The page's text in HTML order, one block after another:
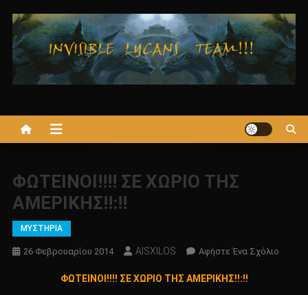
στο
περιεχόμενο
ΦΩΤΕΙΝΟΙ!!!! ΣΕ ΧΩΡΙΟ ΤΗΣ
ΑΜΕΡΙΚΗΣ!!:!!
ΜΥΣΤΗΡΙΑ
26 Φεβρουαρίου 2014 AISXILOS Αφήστε Ένα ΣχόλιοΓια
ΦΩΤΕΙΝΟΙ!!!! ΣΕ ΧΩΡΙΟ ΤΗΣ ΑΜΕΡΙΚΗΣ!!:!!